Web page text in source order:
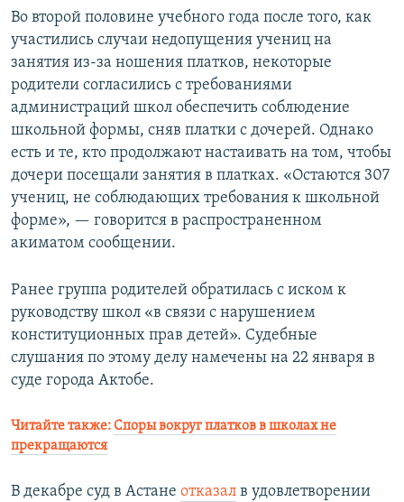
Во второй половине учебного года после того, как
участились случаи недопущения учениц на
занятия из-за ношения платков, некоторые
родители согласились с требованиями
администраций школ обеспечить соблюдение
школьной формы, сняв платки с дочерей. Однако
есть и те, кто продолжают настаивать на том, чтобы
дочери посещали занятия в платках. «Остаются 307
учениц, не соблюдающих требования к школьной
форме», — говорится в распространенном
акиматом сообщении.
Ранее группа родителей обратилась с иском к
руководству школ «в связи с нарушением
конституционных прав детей». Судебные
слушания по этому делу намечены на 22 января в
суде города Актобе.
Читайте также:Споры вокруг платков в школах не
прекращаются
В декабре суд в Астане отказал в удовлетворении